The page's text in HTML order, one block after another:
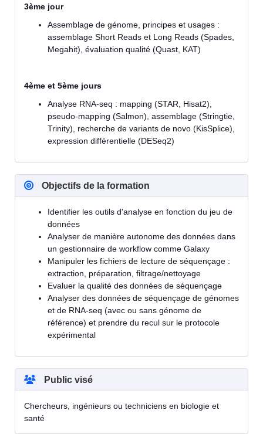
3ème jour
Assemblage de génome, principes et usages :
assemblage Short Reads et Long Reads (Spades,
Megahit), évaluation qualité (Quast, KAT)
4ème et 5ème jours
Analyse RNA-seq : mapping (STAR, Hisat2),
pseudo-mapping (Salmon), assemblage (Stringtie,
Trinity), recherche de variants de novo (KisSplice),
expression différentielle (DESeq2)
Objectifs de la formation
Identifier les outils d'analyse en fonction du jeu de
données
Analyser de manière autonome des données dans
un gestionnaire de workflow comme Galaxy
Manipuler les fichiers de lecture de séquençage :
extraction, préparation, filtrage/nettoyage
Evaluer la qualité des données de séquençage
Analyser des données de séquençage de génomes
et de RNA-seq (avec ou sans génome de
référence) et prendre du recul sur le protocole
expérimental
Public visé
Chercheurs, ingénieurs ou techniciens en biologie et
santé